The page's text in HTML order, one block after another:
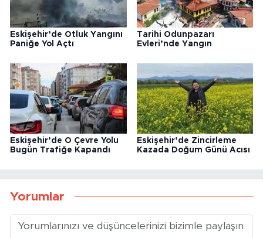
Eskişehir’de Otluk Yangını
Paniğe Yol Açtı
Tarihi Odunpazarı
Evleri’nde Yangın
Eskişehir’de O Çevre Yolu
Bugün Trafiğe Kapandı
Eskişehir’de Zincirleme
Kazada Doğum Günü Acısı
Yorumlar